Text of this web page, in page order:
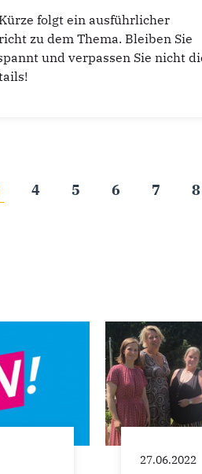
folgt ein ausführlicher
zu dem Thema. Bleiben Sie
und verpassen Sie nicht
4 5 6 7 8
27.06.2022